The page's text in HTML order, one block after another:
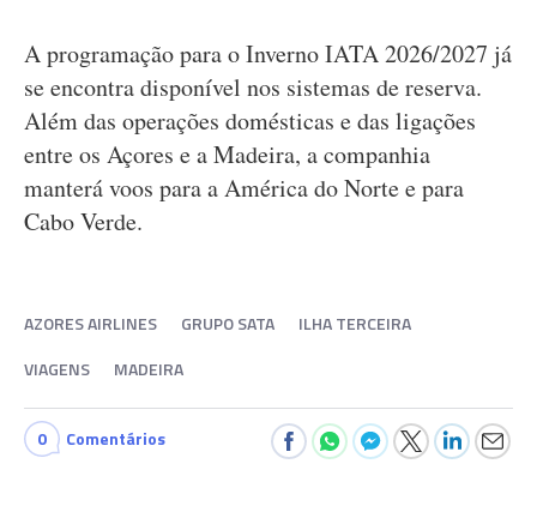
A programação para o Inverno IATA 2026/2027 já
se encontra disponível nos sistemas de reserva.
Além das operações domésticas e das ligações
entre os Açores e a Madeira, a companhia
manterá voos para a América do Norte e para
Cabo Verde.
AZORES AIRLINES GRUPO SATA
ILHA TERCEIRA
VIAGENS
MADEIRA
0 Comentários